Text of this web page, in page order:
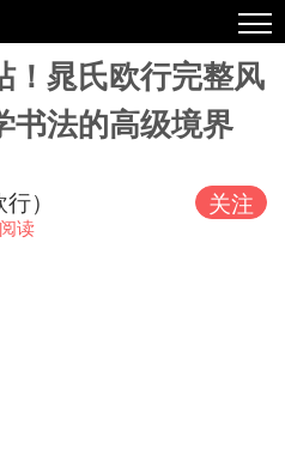
点
创
频
！晁氏欧行完整风
书法的高级境界
）
读
关注